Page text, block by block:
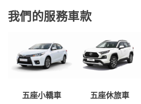
我們的服務車款
五座小轎車
五座休旅車